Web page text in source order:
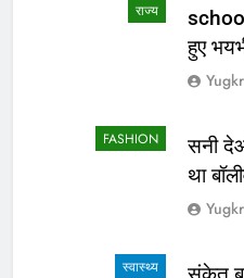
राज्य
हुए
उड़ाई
FASHION
सनी
था
सामने
स्वास्थ्य